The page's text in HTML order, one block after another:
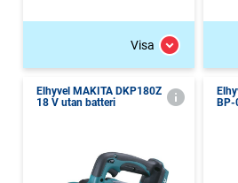
Visa
Elhyvel MAKITA DKP180Z
18 V utan batteri